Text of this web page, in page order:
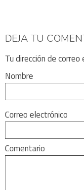
DEJA TU
Tu dirección de
Nombre
Correo electrónico
Comentario